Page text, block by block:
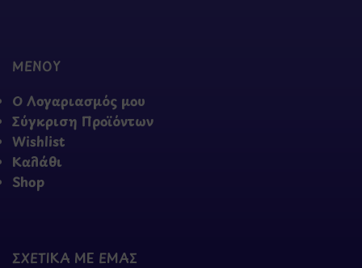
ΜΕΝΟΥ
Ο Λογαριασμός μου
Σύγκριση Προϊόντων
Wishlist
Καλάθι
Shop
ΣΧΕΤΙΚΑ ΜΕ ΕΜΑΣ